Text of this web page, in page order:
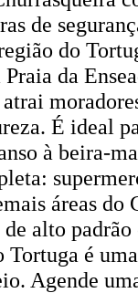
de
do
da
É ideal
à beira-
áreas
alto
Tortuga é
Agende